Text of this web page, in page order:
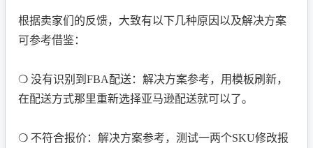
根据卖家们的反馈，大致有以下几种原因以及解决方案
可参考借鉴：
❍ 没有识别到FBA配送：解决方案参考，用模板刷新，
在配送方式那里重新选择亚马逊配送就可以了。
❍ 不符合报价：解决方案参考，测试一两个SKU修改报